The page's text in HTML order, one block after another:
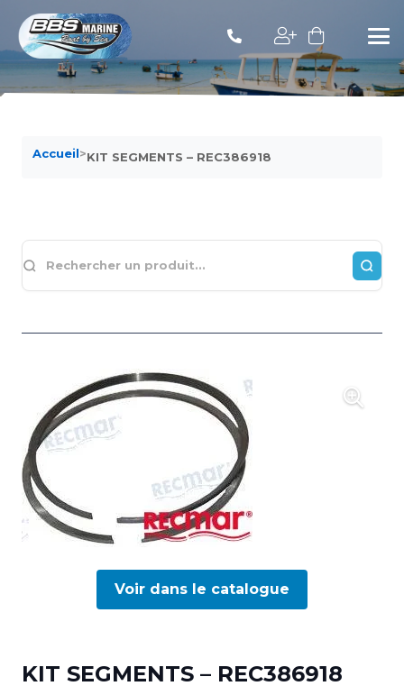
Accueil>KIT SEGMENTS – REC386918
Voir dans le catalogue
KIT SEGMENTS – REC386918